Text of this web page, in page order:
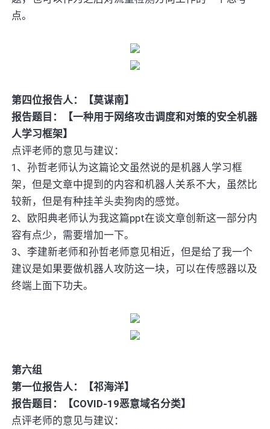
点。
第四位报告人：【莫谋南】
报告题目：【一种用于网络攻击调度和对策的安全机器
人学习框架】
点评老师的意见与建议：
1、孙哲老师认为这篇论文虽然说的是机器人学习框
架，但是文章中提到的内容和机器人关系不大，虽然比
较新，但是有种挂羊头卖狗肉的感觉。
2、欧阳典老师认为我这篇ppt在谈文章创新这一部分内
容有点少，需要增加一下。
3、李建新老师和孙哲老师意见相近，但是给了我一个
建议是如果要做机器人攻防这一块，可以在传感器以及
终端上面下功夫。
第六组
第一位报告人：【祁海洋】
报告题目：【COVID-19恶意域名分类】
点评老师的意见与建议：